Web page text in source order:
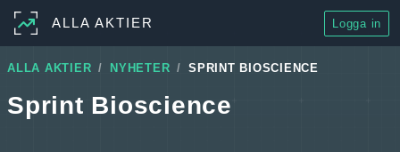
ALLA AKTIER Logga in
ALLA AKTIER NYHETER SPRINT BIOSCIENCE
Sprint Bioscience